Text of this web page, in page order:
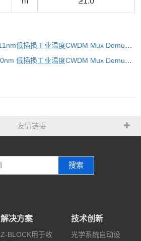
友情链接
搜索
解决方案
Z-BLOCK用于收
技术创新
光学系统自动设